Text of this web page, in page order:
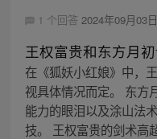
1 个回答 2024年09月03
王权富贵和东方月
在《狐妖小红娘》中，
视具体情况而定。 东方
能力的眼泪以及涂山法
技。 王权富贵的剑术高